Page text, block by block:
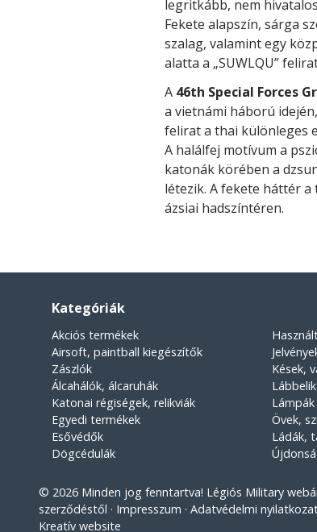
legritkább, nem
Fekete alapszín, sárga
szalag, valamint egy
alatta a „SUWLQU”
A 46th Special Forces
a vietnámi háború
felirat a thai különleges
A halálfej motívum a
katonák körében a
létezik. A fekete háttér
ázsiai hadszíntéren.
Kategóriák
Akciós termékek
Airsoft, paintball kiegészítők
Zászlók
Álcahálók, álcaruhák
Katonai régiségek, relikviák
Egyedi termékek
Esővédők
Dögcédulák
Kések,
Lábbelik
Lámpák
Övek,
Ládák,
© 2026 Minden jog fenntartva! Légiós Military
szerződéstől
Impresszum Adatvédelmi
Kreatív website